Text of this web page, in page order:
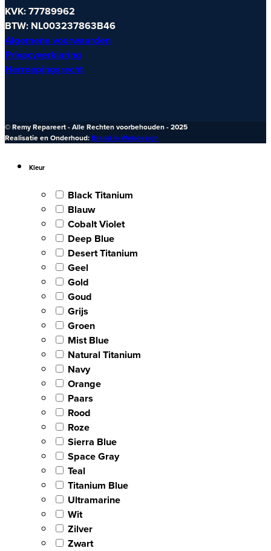
KVK: 77789962
BTW: NL003237863B46
Algemene voorwaarden
Privacyverklaring
Herroepingsrecht
© Remy Repareert - Alle Rechten voorbehouden - 2025
Realisatie en Onderhoud:Brand in Webdesign
Kleur
Black Titanium
Blauw
Cobalt Violet
Deep Blue
Desert Titanium
Geel
Gold
Goud
Grijs
Groen
Mist Blue
Natural Titanium
Navy
Orange
Paars
Rood
Roze
Sierra Blue
Space Gray
Teal
Titanium Blue
Ultramarine
Wit
Zilver
Zwart